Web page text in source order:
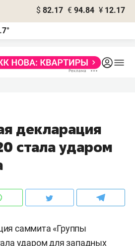
$ 82.17 € 94.84 ¥ 12.17
декларация
стала ударом
саммита «Группы
ударом для западных